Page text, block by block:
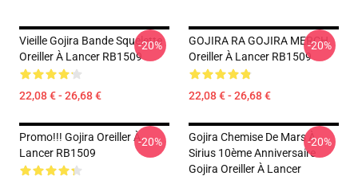
Vieille Gojira Bande Squelette
Oreiller À Lancer RB1509
22,08 € - 26,68 €
-20%
GOJIRA RA GOJIRA MERCH
Oreiller À Lancer RB1509
22,08 € - 26,68 €
-20%
Promo!!! Gojira Oreiller À
Lancer RB1509
-20%
Gojira Chemise De Mars À
Sirius 10ème Anniversaire
Gojira Oreiller À Lancer
-20%